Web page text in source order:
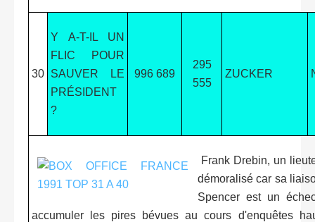
30
Y A-T-IL UN
FLIC POUR
SAUVER LE
PRÉSIDENT
?
996 689
295
555
ZUCKER
Frank Drebin, un
démoralisé car sa
Spencer est un
accumuler les pires bévues au cours d'enquêtes